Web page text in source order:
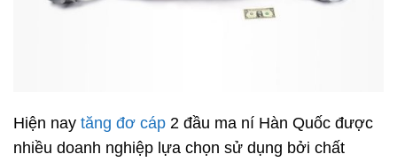
Hiện nay tăng đơ cáp 2 đầu ma ní Hàn Quốc được
nhiều doanh nghiệp lựa chọn sử dụng bởi chất